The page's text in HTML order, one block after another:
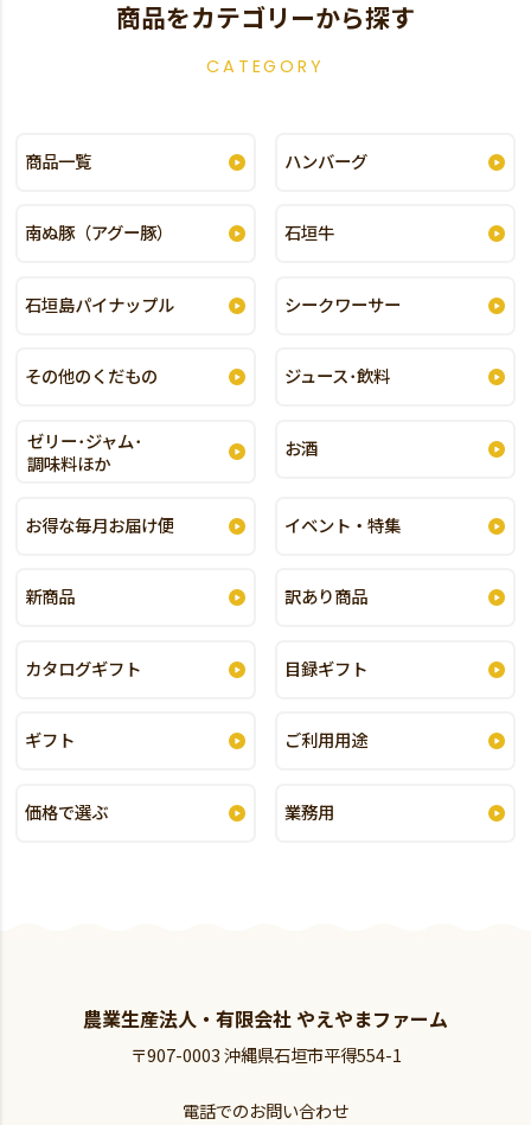
商品をカテゴリーから探す
CATEGORY
商品一覧 ハンバーグ
南ぬ豚（アグー豚） 石垣牛
石垣島パイナップル シークワーサー
その他のくだもの ジュース･飲料
ゼリー･ジャム･
調味料ほか
お酒
お得な毎月お届け便 イベント・特集
新商品 訳あり商品
カタログギフト 目録ギフト
ギフト ご利用用途
価格で選ぶ 業務用
農業生産法人・有限会社 やえやまファーム
〒907-0003 沖縄県石垣市平得554-1
電話でのお問い合わせ